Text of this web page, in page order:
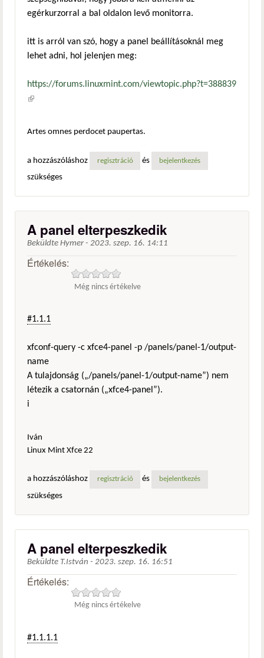
egérkurzorral a bal oldalon levő monitorra.
itt is arról van szó, hogy a panel beállításoknál meg
lehet adni, hol jelenjen meg:
https://forums.linuxmint.com/viewtopic.php?t=388839
(külső hivatkozás)
Artes omnes perdocet paupertas.
a hozzászóláshoz regisztráció és bejelentkezés
szükséges
A panel elterpeszkedik
Beküldte Hymer- 2023. szep. 16. 14:11
Értékelés:
Még nincs értékelve
#1.1.1
xfconf-query -c xfce4-panel -p /panels/panel-1/output-
name
A tulajdonság („/panels/panel-1/output-name”) nem
létezik a csatornán („xfce4-panel”).
i
Iván
Linux Mint Xfce 22
a hozzászóláshoz regisztráció és bejelentkezés
szükséges
A panel elterpeszkedik
Beküldte T.István - 2023. szep. 16. 16:51
Értékelés:
Még nincs értékelve
#1.1.1.1